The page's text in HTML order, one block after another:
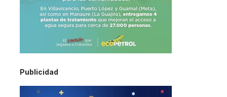
Publicidad